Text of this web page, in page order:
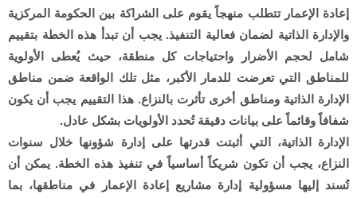
إعادة الإعمار تتطلب منهجاً يقوم على الشراكة بين الحكومة المركزية
والإدارة الذاتية لضمان فعالية التنفيذ. يجب أن تبدأ هذه الخطة بتقييم
شامل لحجم الأضرار واحتياجات كل منطقة، حيث يُعطى الأولوية
للمناطق التي تعرضت للدمار الأكبر، مثل تلك الواقعة ضمن مناطق
الإدارة الذاتية ومناطق أخرى تأثرت بالنزاع. هذا التقييم يجب أن يكون
شفافاً وقائماً على بيانات دقيقة تُحدد الأولويات بشكل عادل.
الإدارة الذاتية، التي أثبتت قدرتها على إدارة شؤونها خلال سنوات
النزاع، يجب أن تكون شريكاً أساسياً في تنفيذ هذه الخطة. يمكن أن
تُسند إليها مسؤولية إدارة مشاريع إعادة الإعمار في مناطقها، بما